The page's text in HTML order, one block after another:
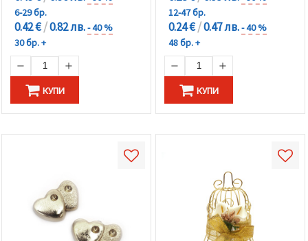
6-29 бр.
0.42 €/0.82 лв.- 40 %
30 бр. +
КУПИ
12-47 бр.
0.24 €/0.47 лв.- 40 %
48 бр. +
КУПИ